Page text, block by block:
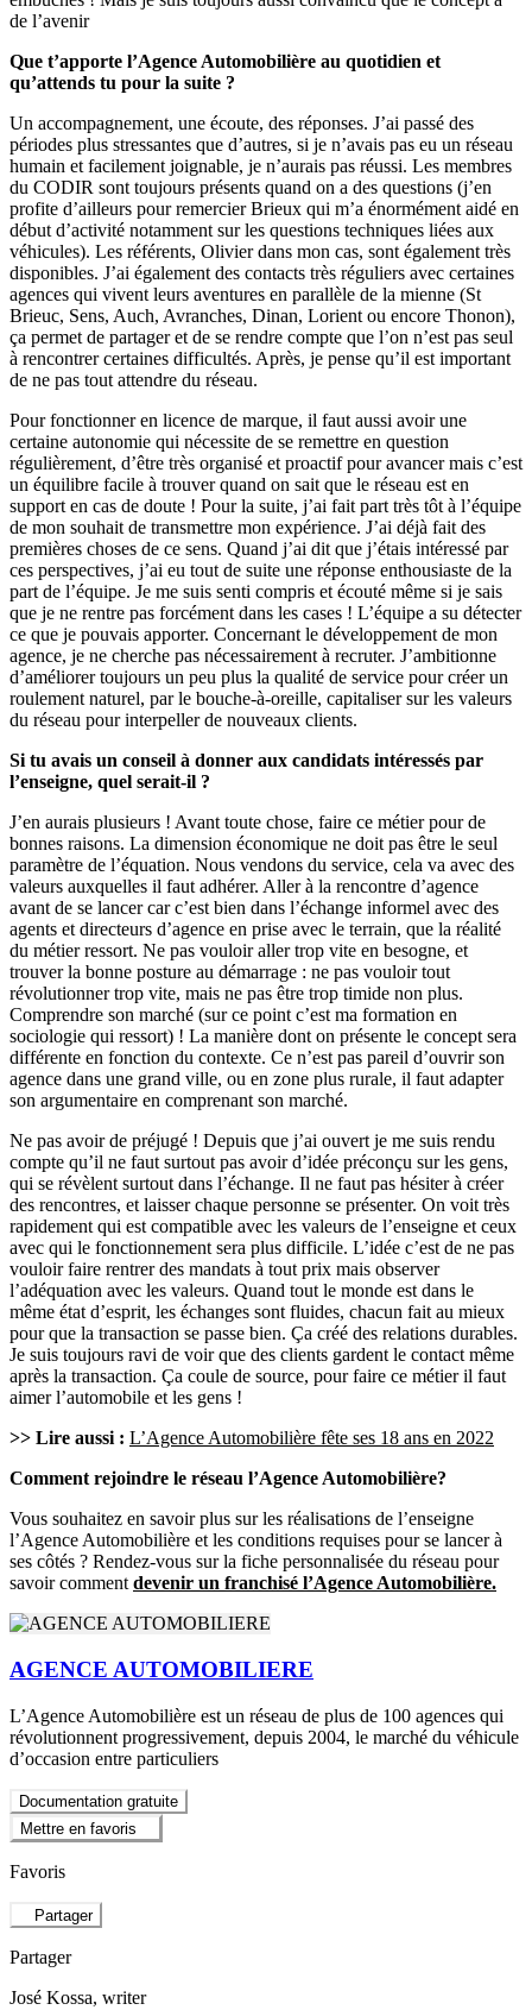
de l’avenir
Que t’apporte l’Agence Automobilière au quotidien et
qu’attends tu pour la suite ?
Un accompagnement, une écoute, des réponses. J’ai passé des
périodes plus stressantes que d’autres, si je n’avais pas eu un réseau
humain et facilement joignable, je n’aurais pas réussi. Les membres
du CODIR sont toujours présents quand on a des questions (j’en
profite d’ailleurs pour remercier Brieux qui m’a énormément aidé en
début d’activité notamment sur les questions techniques liées aux
véhicules). Les référents, Olivier dans mon cas, sont également très
disponibles. J’ai également des contacts très réguliers avec certaines
agences qui vivent leurs aventures en parallèle de la mienne (St
Brieuc, Sens, Auch, Avranches, Dinan, Lorient ou encore Thonon),
ça permet de partager et de se rendre compte que l’on n’est pas seul
à rencontrer certaines difficultés. Après, je pense qu’il est important
de ne pas tout attendre du réseau.
Pour fonctionner en licence de marque, il faut aussi avoir une
certaine autonomie qui nécessite de se remettre en question
régulièrement, d’être très organisé et proactif pour avancer mais c’est
un équilibre facile à trouver quand on sait que le réseau est en
support en cas de doute ! Pour la suite, j’ai fait part très tôt à l’équipe
de mon souhait de transmettre mon expérience. J’ai déjà fait des
premières choses de ce sens. Quand j’ai dit que j’étais intéressé par
ces perspectives, j’ai eu tout de suite une réponse enthousiaste de la
part de l’équipe. Je me suis senti compris et écouté même si je sais
que je ne rentre pas forcément dans les cases ! L’équipe a su détecter
ce que je pouvais apporter. Concernant le développement de mon
agence, je ne cherche pas nécessairement à recruter. J’ambitionne
d’améliorer toujours un peu plus la qualité de service pour créer un
roulement naturel, par le bouche-à-oreille, capitaliser sur les valeurs
du réseau pour interpeller de nouveaux clients.
Si tu avais un conseil à donner aux candidats intéressés par
l’enseigne, quel serait-il ?
J’en aurais plusieurs ! Avant toute chose, faire ce métier pour de
bonnes raisons. La dimension économique ne doit pas être le seul
paramètre de l’équation. Nous vendons du service, cela va avec des
valeurs auxquelles il faut adhérer. Aller à la rencontre d’agence
avant de se lancer car c’est bien dans l’échange informel avec des
agents et directeurs d’agence en prise avec le terrain, que la réalité
du métier ressort. Ne pas vouloir aller trop vite en besogne, et
trouver la bonne posture au démarrage : ne pas vouloir tout
révolutionner trop vite, mais ne pas être trop timide non plus.
Comprendre son marché (sur ce point c’est ma formation en
sociologie qui ressort) ! La manière dont on présente le concept sera
différente en fonction du contexte. Ce n’est pas pareil d’ouvrir son
agence dans une grand ville, ou en zone plus rurale, il faut adapter
son argumentaire en comprenant son marché.
Ne pas avoir de préjugé ! Depuis que j’ai ouvert je me suis rendu
compte qu’il ne faut surtout pas avoir d’idée préconçu sur les gens,
qui se révèlent surtout dans l’échange. Il ne faut pas hésiter à créer
des rencontres, et laisser chaque personne se présenter. On voit très
rapidement qui est compatible avec les valeurs de l’enseigne et ceux
avec qui le fonctionnement sera plus difficile. L’idée c’est de ne pas
vouloir faire rentrer des mandats à tout prix mais observer
l’adéquation avec les valeurs. Quand tout le monde est dans le
même état d’esprit, les échanges sont fluides, chacun fait au mieux
pour que la transaction se passe bien. Ça créé des relations durables.
Je suis toujours ravi de voir que des clients gardent le contact même
après la transaction. Ça coule de source, pour faire ce métier il faut
aimer l’automobile et les gens !
>> Lire aussi : L’Agence Automobilière fête ses 18 ans en 2022
Comment rejoindre le réseau l’Agence Automobilière?
Vous souhaitez en savoir plus sur les réalisations de l’enseigne
l’Agence Automobilière et les conditions requises pour se lancer à
ses côtés ? Rendez-vous sur la fiche personnalisée du réseau pour
savoir comment devenir un franchisé l’Agence Automobilière.
AGENCE AUTOMOBILIERE
L’Agence Automobilière est un réseau de plus de 100 agences qui
révolutionnent progressivement, depuis 2004, le marché du véhicule
d’occasion entre particuliers
Documentation gratuite
Mettre en favoris
Favoris
Partager
Partager
José Kossa, writer